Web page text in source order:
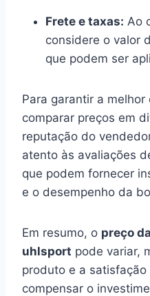
Frete e taxas: Ao
considere o valor
que podem ser
Para garantir a
comparar preços em
reputação do
atento às avaliações
que podem fornecer
e o desempenho da
Em resumo, o preço
uhlsport pode variar,
produto e a
compensar o